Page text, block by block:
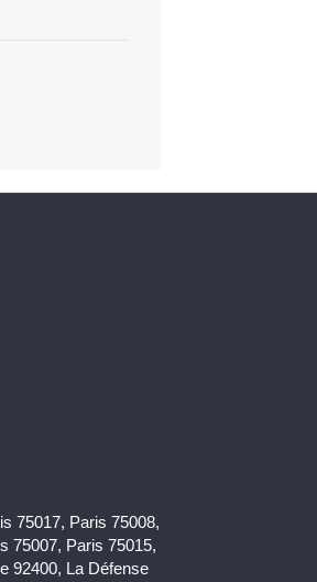
75017, Paris 75008,
75007, Paris 75015,
92400, La Défense